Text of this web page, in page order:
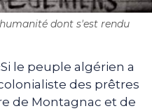
dont s'est rendu
le peuple algérien a
des prêtres
de Montagnac et de